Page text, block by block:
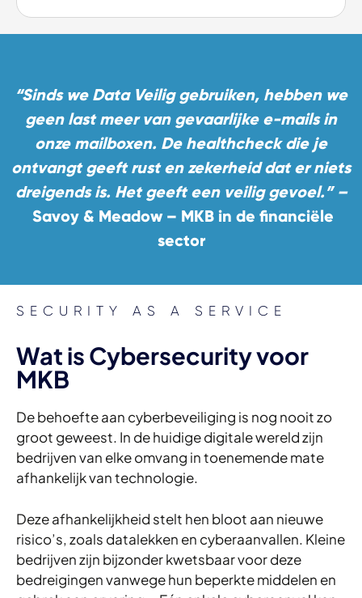
“Sinds we Data Veilig gebruiken, hebben we
geen last meer van gevaarlijke e-mails in
onze mailboxen. De healthcheck die je
ontvangt geeft rust en zekerheid dat er niets
dreigends is. Het geeft een veilig gevoel.”–
Savoy & Meadow – MKB in de financiële
sector
SECURITY AS A SERVICE
Wat is Cybersecurity voor
MKB
De behoefte aan cyberbeveiliging is nog nooit zo
groot geweest. In de huidige digitale wereld zijn
bedrijven van elke omvang in toenemende mate
afhankelijk van technologie.
Deze afhankelijkheid stelt hen bloot aan nieuwe
risico’s, zoals datalekken en cyberaanvallen. Kleine
bedrijven zijn bijzonder kwetsbaar voor deze
bedreigingen vanwege hun beperkte middelen en